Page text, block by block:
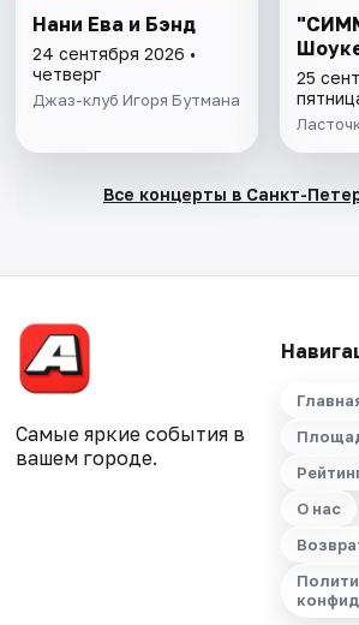
Нани Ева и Бэнд
24 сентября 2026 •
четверг
Джаз-клуб Игоря Бутмана
25
Все концерты в Санкт-
Самые яркие события в
вашем городе.
О нас